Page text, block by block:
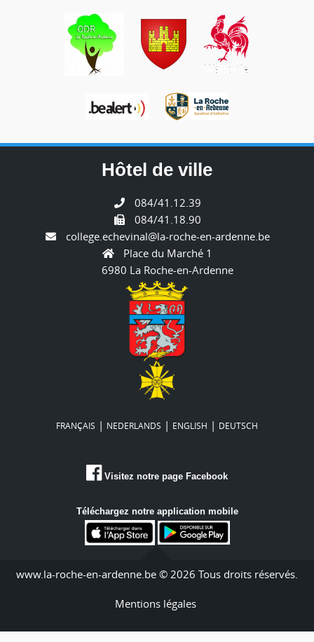
Hôtel de ville
084/41.12.39
084/41.18.90
college.echevinal@la-roche-en-ardenne.be
Place du Marché 1
6980 La Roche-en-Ardenne
FRANÇAIS | NEDERLANDS | ENGLISH | DEUTSCH
Visitez notre page Facebook
Téléchargez notre application mobile
www.la-roche-en-ardenne.be © 2026 Tous droits réservés.
Mentions légales